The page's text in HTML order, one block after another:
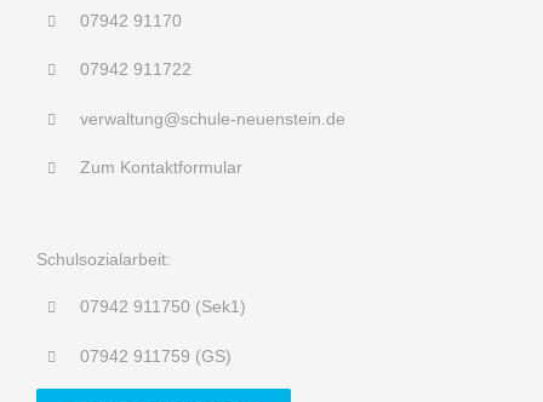
07942 91170
07942 911722
verwaltung@schule-neuenstein.de
Zum Kontaktformular
Schulsozialarbeit:
07942 911750 (Sek1)
07942 911759 (GS)